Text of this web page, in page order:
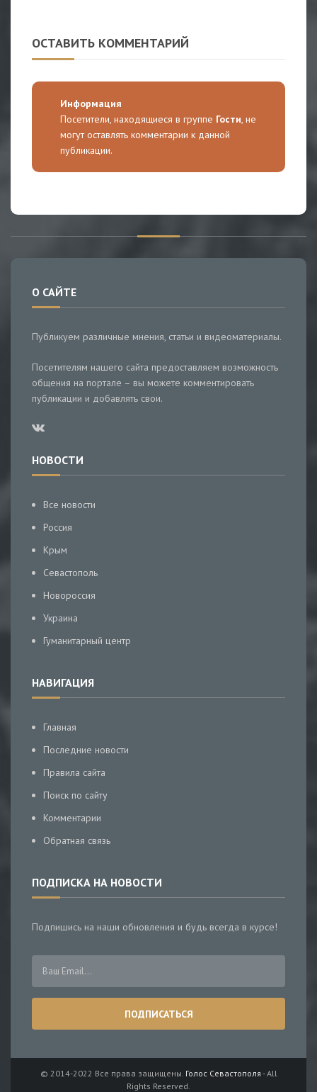
ОСТАВИТЬ КОММЕНТАРИЙ
Информация
Посетители, находящиеся в группе Гости, не
могут оставлять комментарии к данной
публикации.
О САЙТЕ
Публикуем различные мнения, статьи и видеоматериалы.
Посетителям нашего сайта предоставляем возможность
общения на портале – вы можете комментировать
публикации и добавлять свои.
НОВОСТИ
Все новости
Россия
Крым
Севастополь
Новороссия
Украина
Гуманитарный центр
НАВИГАЦИЯ
Главная
Последние новости
Правила сайта
Поиск по сайту
Комментарии
Обратная связь
ПОДПИСКА НА НОВОСТИ
Подпишись на наши обновления и будь всегда в курсе!
© 2014-2022 Все права защищены. Голос Севастополя - All
Rights Reserved.